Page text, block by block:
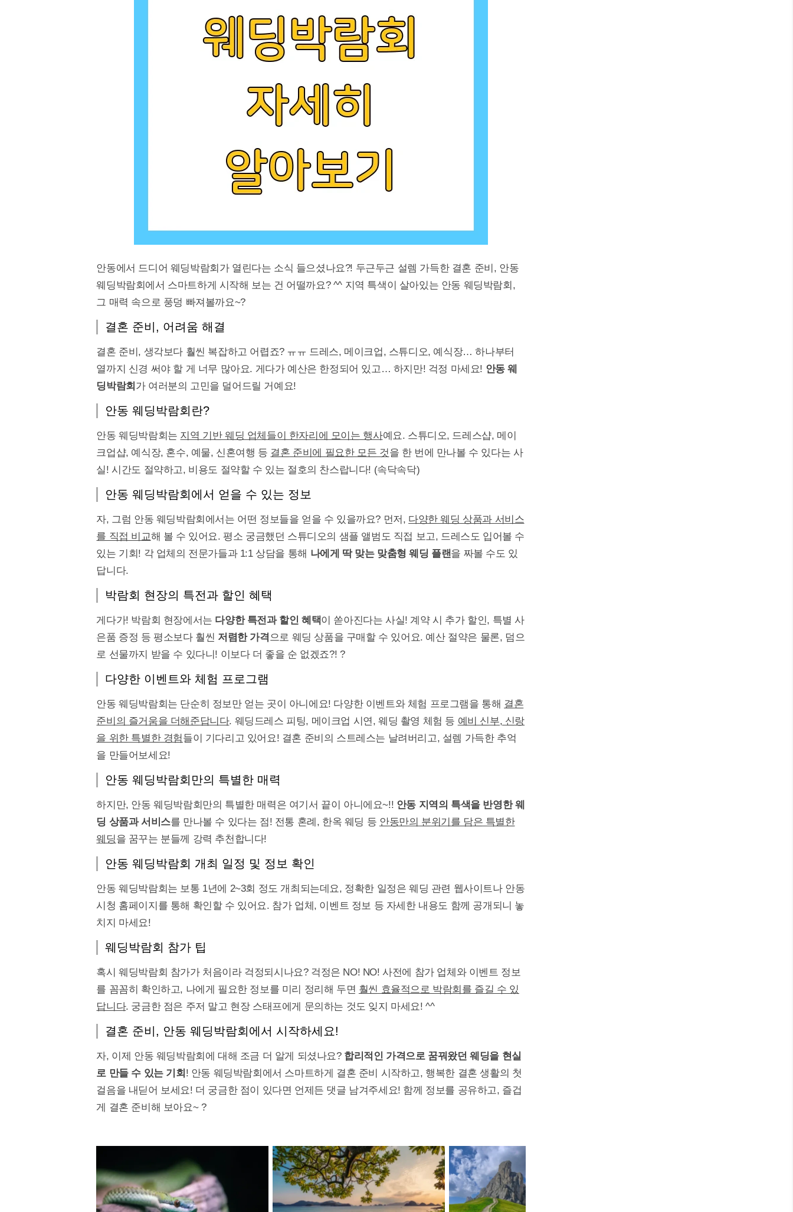
안동에서 드디어 웨딩박람회가 열린다는 소식 들으셨나요?! 두근두근 설렘 가득한 결혼 준비, 안동
웨딩박람회에서 스마트하게 시작해 보는 건 어떨까요? ^^ 지역 특색이 살아있는 안동 웨딩박람회,
그 매력 속으로 풍덩 빠져볼까요~?
결혼 준비, 어려움 해결
결혼 준비, 생각보다 훨씬 복잡하고 어렵죠? ㅠㅠ 드레스, 메이크업, 스튜디오, 예식장… 하나부터
열까지 신경 써야 할 게 너무 많아요. 게다가 예산은 한정되어 있고… 하지만! 걱정 마세요! 안동 웨
딩박람회 가 여러분의 고민을 덜어드릴 거예요!
안동 웨딩박람회란?
안동 웨딩박람회는 지역 기반 웨딩 업체들이 한자리에 모이는 행사예요. 스튜디오, 드레스샵, 메이
크업샵, 예식장, 혼수, 예물, 신혼여행 등 결혼 준비에 필요한 모든 것을 한 번에 만나볼 수 있다는 사
실! 시간도 절약하고, 비용도 절약할 수 있는 절호의 찬스랍니다! (속닥속닥)
안동 웨딩박람회에서 얻을 수 있는 정보
자, 그럼 안동 웨딩박람회에서는 어떤 정보들을 얻을 수 있을까요? 먼저, 다양한 웨딩 상품과 서비스
를 직접 비교해 볼 수 있어요. 평소 궁금했던 스튜디오의 샘플 앨범도 직접 보고, 드레스도 입어볼 수
있는 기회! 각 업체의 전문가들과 1:1 상담을 통해 나에게 딱 맞는 맞춤형 웨딩 플랜을 짜볼 수도 있
답니다.
박람회 현장의 특전과 할인 혜택
게다가! 박람회 현장에서는 다양한 특전과 할인 혜택이 쏟아진다는 사실! 계약 시 추가 할인, 특별 사
은품 증정 등 평소보다 훨씬 저렴한 가격 으로 웨딩 상품을 구매할 수 있어요. 예산 절약은 물론, 덤으
로 선물까지 받을 수 있다니! 이보다 더 좋을 순 없겠죠?! ?
다양한 이벤트와 체험 프로그램
안동 웨딩박람회는 단순히 정보만 얻는 곳이 아니에요! 다양한 이벤트와 체험 프로그램을 통해 결혼
준비의 즐거움을 더해준답니다. 웨딩드레스 피팅, 메이크업 시연, 웨딩 촬영 체험 등 예비 신부, 신랑
을 위한 특별한 경험들이 기다리고 있어요! 결혼 준비의 스트레스는 날려버리고, 설렘 가득한 추억
을 만들어보세요!
안동 웨딩박람회만의 특별한 매력
하지만, 안동 웨딩박람회만의 특별한 매력은 여기서 끝이 아니에요~!! 안동 지역의 특색을 반영한 웨
딩 상품과 서비스를 만나볼 수 있다는 점! 전통 혼례, 한옥 웨딩 등 안동만의 분위기를 담은 특별한
웨딩을 꿈꾸는 분들께 강력 추천합니다!
안동 웨딩박람회 개최 일정 및 정보 확인
안동 웨딩박람회는 보통 1년에 2~3회 정도 개최되는데요, 정확한 일정은 웨딩 관련 웹사이트나 안동
시청 홈페이지를 통해 확인할 수 있어요. 참가 업체, 이벤트 정보 등 자세한 내용도 함께 공개되니 놓
치지 마세요!
웨딩박람회 참가 팁
혹시 웨딩박람회 참가가 처음이라 걱정되시나요? 걱정은 NO! NO! 사전에 참가 업체와 이벤트 정보
를 꼼꼼히 확인하고, 나에게 필요한 정보를 미리 정리해 두면 훨씬 효율적으로 박람회를 즐길 수 있
답니다. 궁금한 점은 주저 말고 현장 스태프에게 문의하는 것도 잊지 마세요! ^^
결혼 준비, 안동 웨딩박람회에서 시작하세요!
자, 이제 안동 웨딩박람회에 대해 조금 더 알게 되셨나요? 합리적인 가격으로 꿈꿔왔던 웨딩을 현실
로 만들 수 있는 기회 ! 안동 웨딩박람회에서 스마트하게 결혼 준비 시작하고, 행복한 결혼 생활의 첫
걸음을 내딛어 보세요! 더 궁금한 점이 있다면 언제든 댓글 남겨주세요! 함께 정보를 공유하고, 즐겁
게 결혼 준비해 보아요~ ?